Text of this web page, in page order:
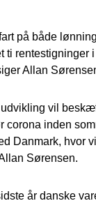
på både
ti rentestigninger
Allan
vil
corona inden
Danmark, hvor
Sørensen.
år danske